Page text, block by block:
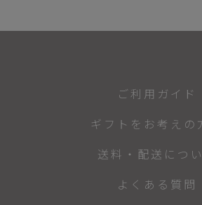
ご利用ガイド
ギフトをお考えの
送料・配送につ
よくある質問